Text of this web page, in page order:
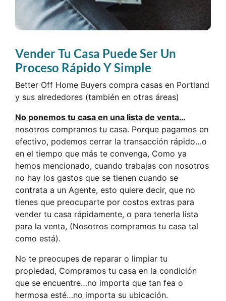
Vender Tu Casa Puede Ser Un
Proceso Rápido Y Simple
Better Off Home Buyers compra casas en Portland
y sus alrededores (también en otras áreas)
No ponemos tu casa en una lista de venta…
nosotros compramos tu casa. Porque pagamos en
efectivo, podemos cerrar la transacción rápido…o
en el tiempo que más te convenga, Como ya
hemos mencionado, cuando trabajas con nosotros
no hay los gastos que se tienen cuando se
contrata a un Agente, esto quiere decir, que no
tienes que preocuparte por costos extras para
vender tu casa rápidamente, o para tenerla lista
para la venta, (Nosotros compramos tu casa tal
como está).
No te preocupes de reparar o limpiar tu
propiedad, Compramos tu casa en la condición
que se encuentre…no importa que tan fea o
hermosa esté…no importa su ubicación.